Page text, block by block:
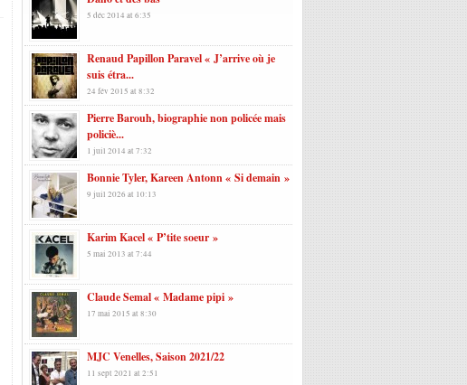
5 déc 2014 at 6:35
Renaud Papillon Paravel « J’arrive où je
suis étra...
24 fév 2015 at 8:32
Pierre Barouh, biographie non policée mais
policiè...
1 juil 2014 at 7:32
Bonnie Tyler, Kareen Antonn « Si demain »
9 juil 2026 at 10:13
Karim Kacel « P’tite soeur »
5 mai 2013 at 7:44
Claude Semal « Madame pipi »
17 mai 2015 at 8:30
MJC Venelles, Saison 2021/22
11 sept 2021 at 2:51